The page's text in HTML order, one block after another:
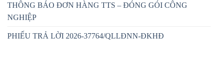
THÔNG BÁO ĐƠN HÀNG TTS – ĐÓNG GÓI CÔNG
NGHIỆP
PHIẾU TRẢ LỜI 2026-37764/QLLĐNN-ĐKHĐ